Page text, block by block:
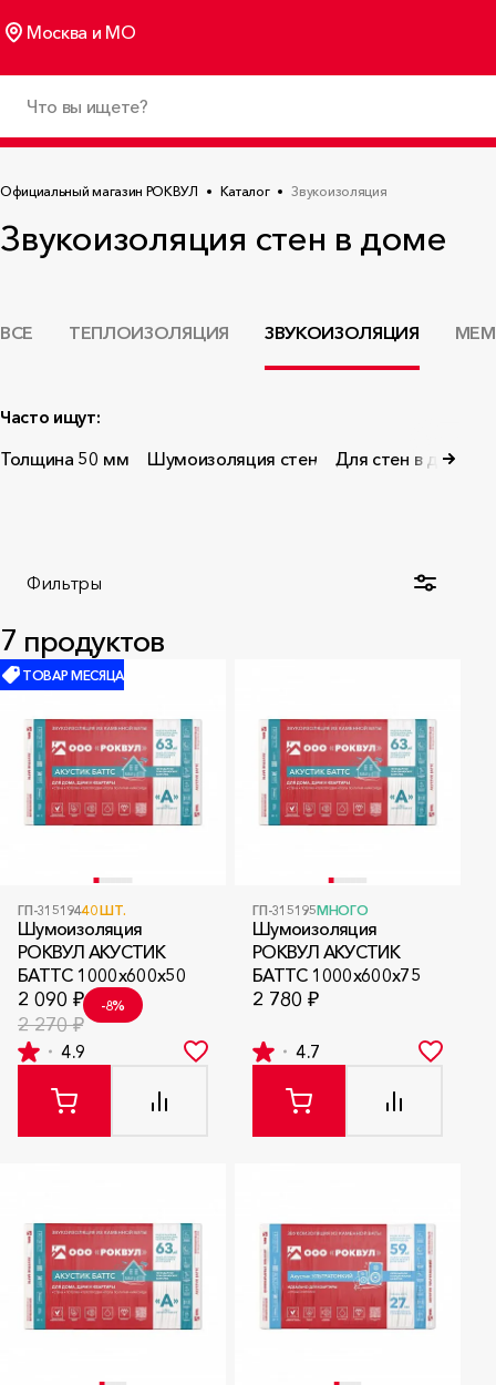
Москва и МО
Официальный магазин РОКВУЛ Каталог Звукоизоляция
Звукоизоляция стен в доме
ВСЕ ТЕПЛОИЗОЛЯЦИЯ ЗВУКОИЗОЛЯЦИЯ
Часто ищут:
Толщина 50 мм
Шумоизоляция стен Для стен в доме
7 продуктов
Фильтры
ТОВАР МЕСЯЦА
ГП-31519440 ШТ.
Шумоизоляция
РОКВУЛ АКУСТИК
БАТТС 1000x600x50
2 090 ₽
2 270 ₽
-8%
4.9
ГП-315195МНОГО
Шумоизоляция
РОКВУЛ АКУСТИК
БАТТС 1000x600x75
2 780 ₽
4.7